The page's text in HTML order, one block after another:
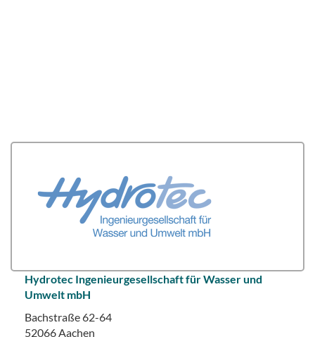
Hydrotec Ingenieurgesellschaft für Wasser und
Umwelt mbH
Bachstraße 62-64
52066 Aachen